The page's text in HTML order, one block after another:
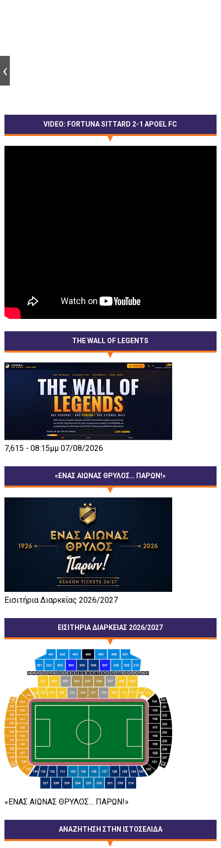
VIDEO: FORTUNA SITTARD 2-1 APOEL FC
THE WALL OF LEGENTS
7,615 - 08:15μμ 07/08/2026
«ΕΝΑΣ ΑΙΩΝΑΣ ΘΡΥΛΟΣ… ΠΑΡΩΝ!»
Εισιτήρια Διαρκείας 2026/2027
ΕΙΣΙΤΗΡΙΑ ΔΙΑΡΚΕΙΑΣ 2026/2027
«ΕΝΑΣ ΑΙΩΝΑΣ ΘΡΥΛΟΣ… ΠΑΡΩΝ!»
ΑΝΑΖΗΤΗΣΗ ΣΤΗΝ ΙΣΤΟΣΕΛΙΔΑ